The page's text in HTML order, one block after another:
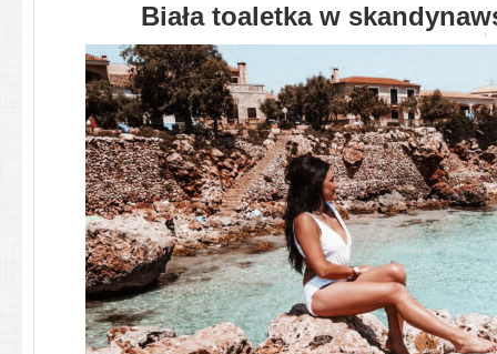
Biała toaletka w
To już drugi post z cyklu tych